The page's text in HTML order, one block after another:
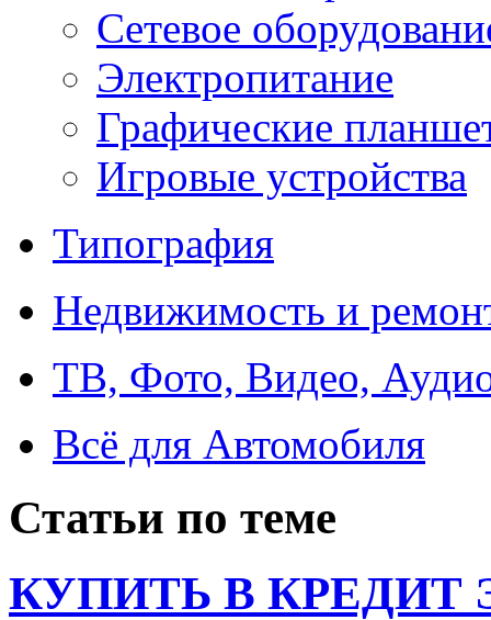
Сетевое
Электропитание
Графические
Игровые устройства
Типография
Недвижимость и
ТВ, Фото, Видео,
Всё для Автомобиля
Статьи по теме
КУПИТЬ В КРЕДИТ